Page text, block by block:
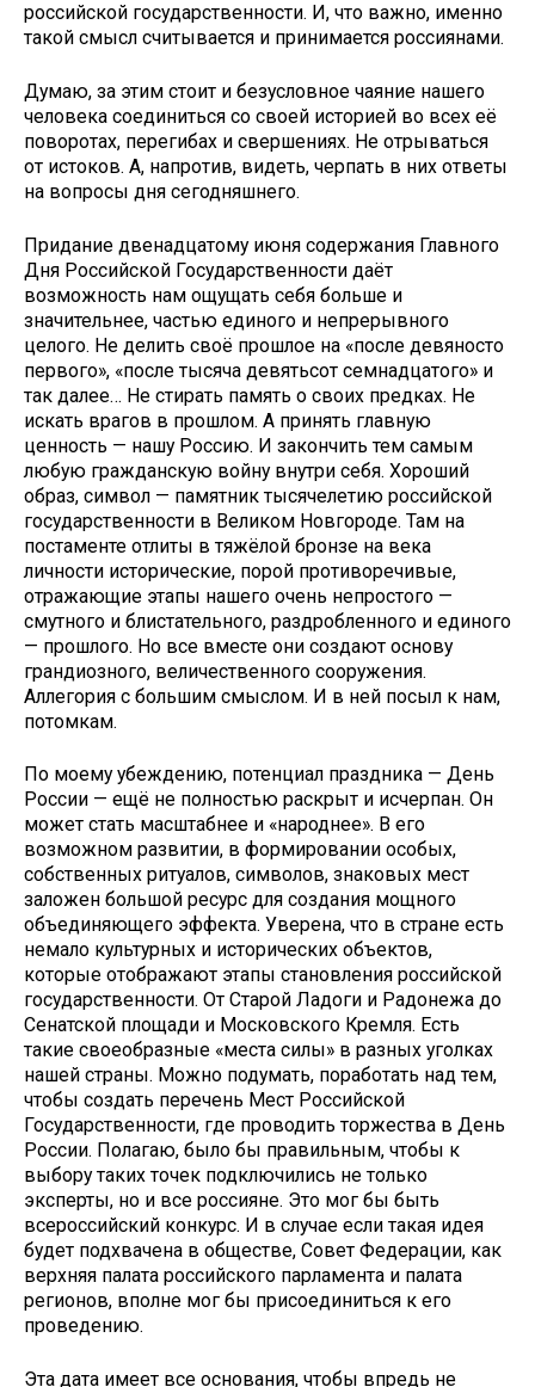
российской государственности. И, что важно, именно
такой смысл считывается и принимается россиянами.
Думаю, за этим стоит и безусловное чаяние нашего
человека соединиться со своей историей во всех её
поворотах, перегибах и свершениях. Не отрываться
от истоков. А, напротив, видеть, черпать в них ответы
на вопросы дня сегодняшнего.
Придание двенадцатому июня содержания Главного
Дня Российской Государственности даёт
возможность нам ощущать себя больше и
значительнее, частью единого и непрерывного
целого. Не делить своё прошлое на «после девяносто
первого», «после тысяча девятьсот семнадцатого» и
так далее… Не стирать память о своих предках. Не
искать врагов в прошлом. А принять главную
ценность — нашу Россию. И закончить тем самым
любую гражданскую войну внутри себя. Хороший
образ, символ — памятник тысячелетию российской
государственности в Великом Новгороде. Там на
постаменте отлиты в тяжёлой бронзе на века
личности исторические, порой противоречивые,
отражающие этапы нашего очень непростого —
смутного и блистательного, раздробленного и единого
— прошлого. Но все вместе они создают основу
грандиозного, величественного сооружения.
Аллегория с большим смыслом. И в ней посыл к нам,
потомкам.
По моему убеждению, потенциал праздника — День
России — ещё не полностью раскрыт и исчерпан. Он
может стать масштабнее и «народнее». В его
возможном развитии, в формировании особых,
собственных ритуалов, символов, знаковых мест
заложен большой ресурс для создания мощного
объединяющего эффекта. Уверена, что в стране есть
немало культурных и исторических объектов,
которые отображают этапы становления российской
государственности. От Старой Ладоги и Радонежа до
Сенатской площади и Московского Кремля. Есть
такие своеобразные «места силы» в разных уголках
нашей страны. Можно подумать, поработать над тем,
чтобы создать перечень Мест Российской
Государственности, где проводить торжества в День
России. Полагаю, было бы правильным, чтобы к
выбору таких точек подключились не только
эксперты, но и все россияне. Это мог бы быть
всероссийский конкурс. И в случае если такая идея
будет подхвачена в обществе, Совет Федерации, как
верхняя палата российского парламента и палата
регионов, вполне мог бы присоединиться к его
проведению.
Эта дата имеет все основания, чтобы впредь не